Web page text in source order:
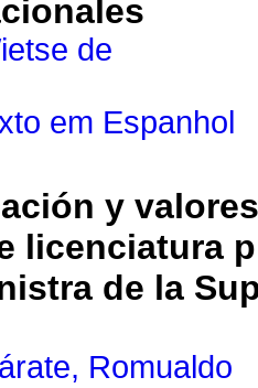
de
em Espanhol
y
licenciatura
de la
Romualdo